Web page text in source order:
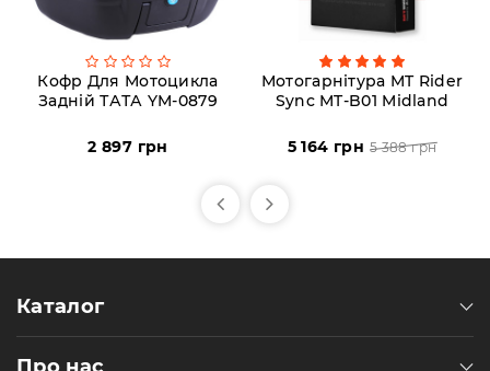
Кофр Для Мотоцикла
Задній ТАТА YM-0879
2 897 грн
Мотогарнітура MT Rider
Sync MT-B01 Midland
5 164 грн 5 388 грн
Каталог